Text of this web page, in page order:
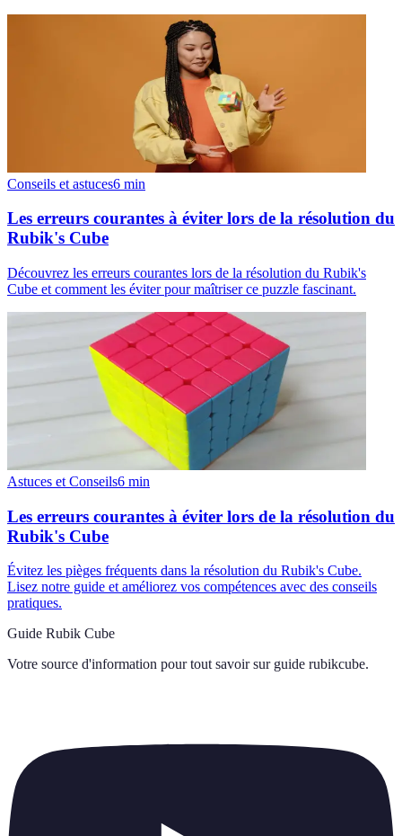
Conseils et astuces6 min
Les erreurs courantes à éviter lors de la résolution du
Rubik's Cube
Découvrez les erreurs courantes lors de la résolution du Rubik's
Cube et comment les éviter pour maîtriser ce puzzle fascinant.
Astuces et Conseils6 min
Les erreurs courantes à éviter lors de la résolution du
Rubik's Cube
Évitez les pièges fréquents dans la résolution du Rubik's Cube.
Lisez notre guide et améliorez vos compétences avec des conseils
pratiques.
Guide Rubik Cube
Votre source d'information pour tout savoir sur guide rubikcube.